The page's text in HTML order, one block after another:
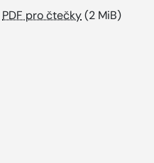
PDF pro čtečky(2 MiB)